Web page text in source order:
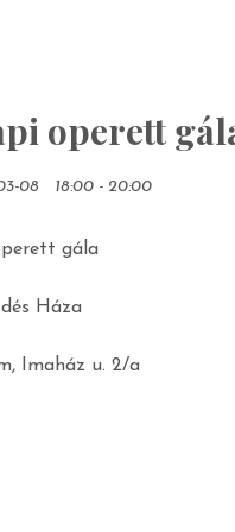
operett
08 18:00 - 20:00
gála
Háza
Imaház u. 2/a